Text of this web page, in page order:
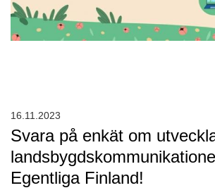
Svara på enkät om
Egentliga Finland!
16.11.2023